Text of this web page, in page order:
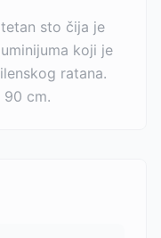
sto čija je
koji je
ratana.
cm.